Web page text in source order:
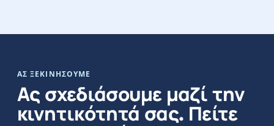
ΑΣ ΞΕΚΙΝΉΣΟΥΜΕ
Ας σχεδιάσουμε μαζί την
κινητικότητά σας. Πείτε